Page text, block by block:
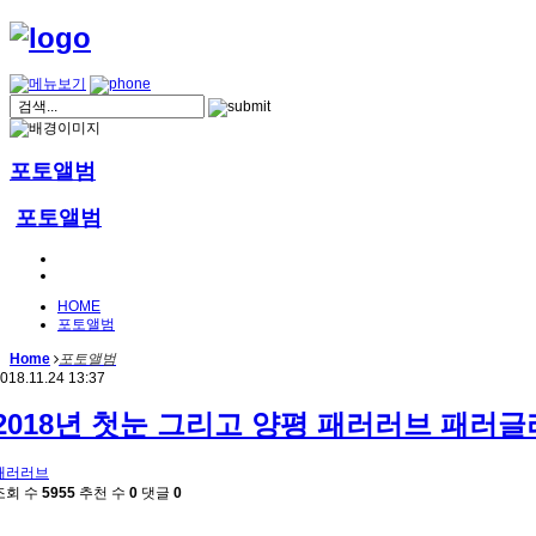
포토앨범
포토앨범
HOME
포토앨범
Home 포토앨범
13:37
년 첫눈 그리고 양평 패러러브 패러글
러러브
회 수 5955 추천 수 0 댓글 0